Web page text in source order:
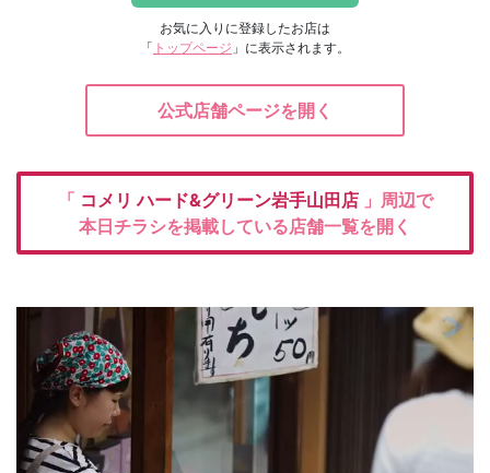
お気に入りに登録したお店は
「 トップページ 」に表示されます。
公式店舗ページを開く
「 コメリハード&グリーン岩手山田店 」周辺で
本日チラシを掲載している店舗一覧を開く